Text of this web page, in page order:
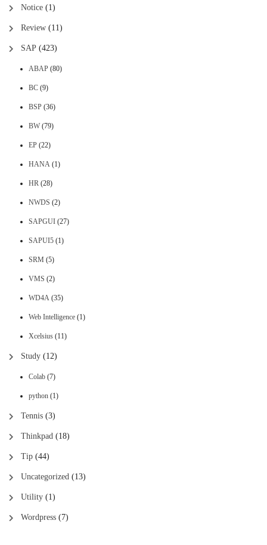
Notice (1)
Review (11)
SAP (423)
ABAP (80)
BC (9)
BSP (36)
BW (79)
EP (22)
HANA (1)
HR (28)
NWDS (2)
SAPGUI (27)
SAPUI5 (1)
SRM (5)
VMS (2)
WD4A (35)
Web Intelligence (1)
Xcelsius (11)
Study (12)
Colab (7)
python (1)
Tennis (3)
Thinkpad (18)
Tip (44)
Uncategorized (13)
Utility (1)
Wordpress (7)